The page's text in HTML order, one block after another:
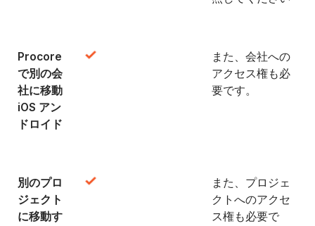
Procore
で別の会
社に移動
iOS アン
ドロイド
また、会社への
アクセス権も必
要です。
別のプロ
ジェクト
に移動す
また、プロジェ
クトへのアクセ
ス権も必要で